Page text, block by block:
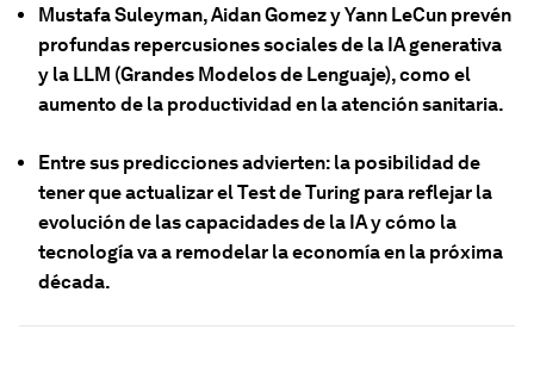
Mustafa Suleyman, Aidan Gomez y Yann LeCun prevén
profundas repercusiones sociales de la IA generativa
y la LLM (Grandes Modelos de Lenguaje), como el
aumento de la productividad en la atención sanitaria.
Entre sus predicciones advierten: la posibilidad de
tener que actualizar el Test de Turing para reflejar la
evolución de las capacidades de la IA y cómo la
tecnología va a remodelar la economía en la próxima
década.